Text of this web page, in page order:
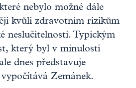
nebylo možné dále
kvůli zdravotním rizikům
neslučitelnosti. Typickým
který byl v minulosti
dnes představuje
Zemánek.